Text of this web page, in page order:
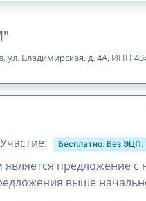
ул. Владимирская, д. 4А, ИНН
Участие: Бесплатно. Без
предложение
выше